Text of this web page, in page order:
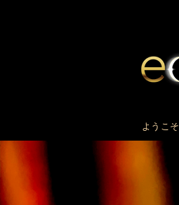
ようこそ